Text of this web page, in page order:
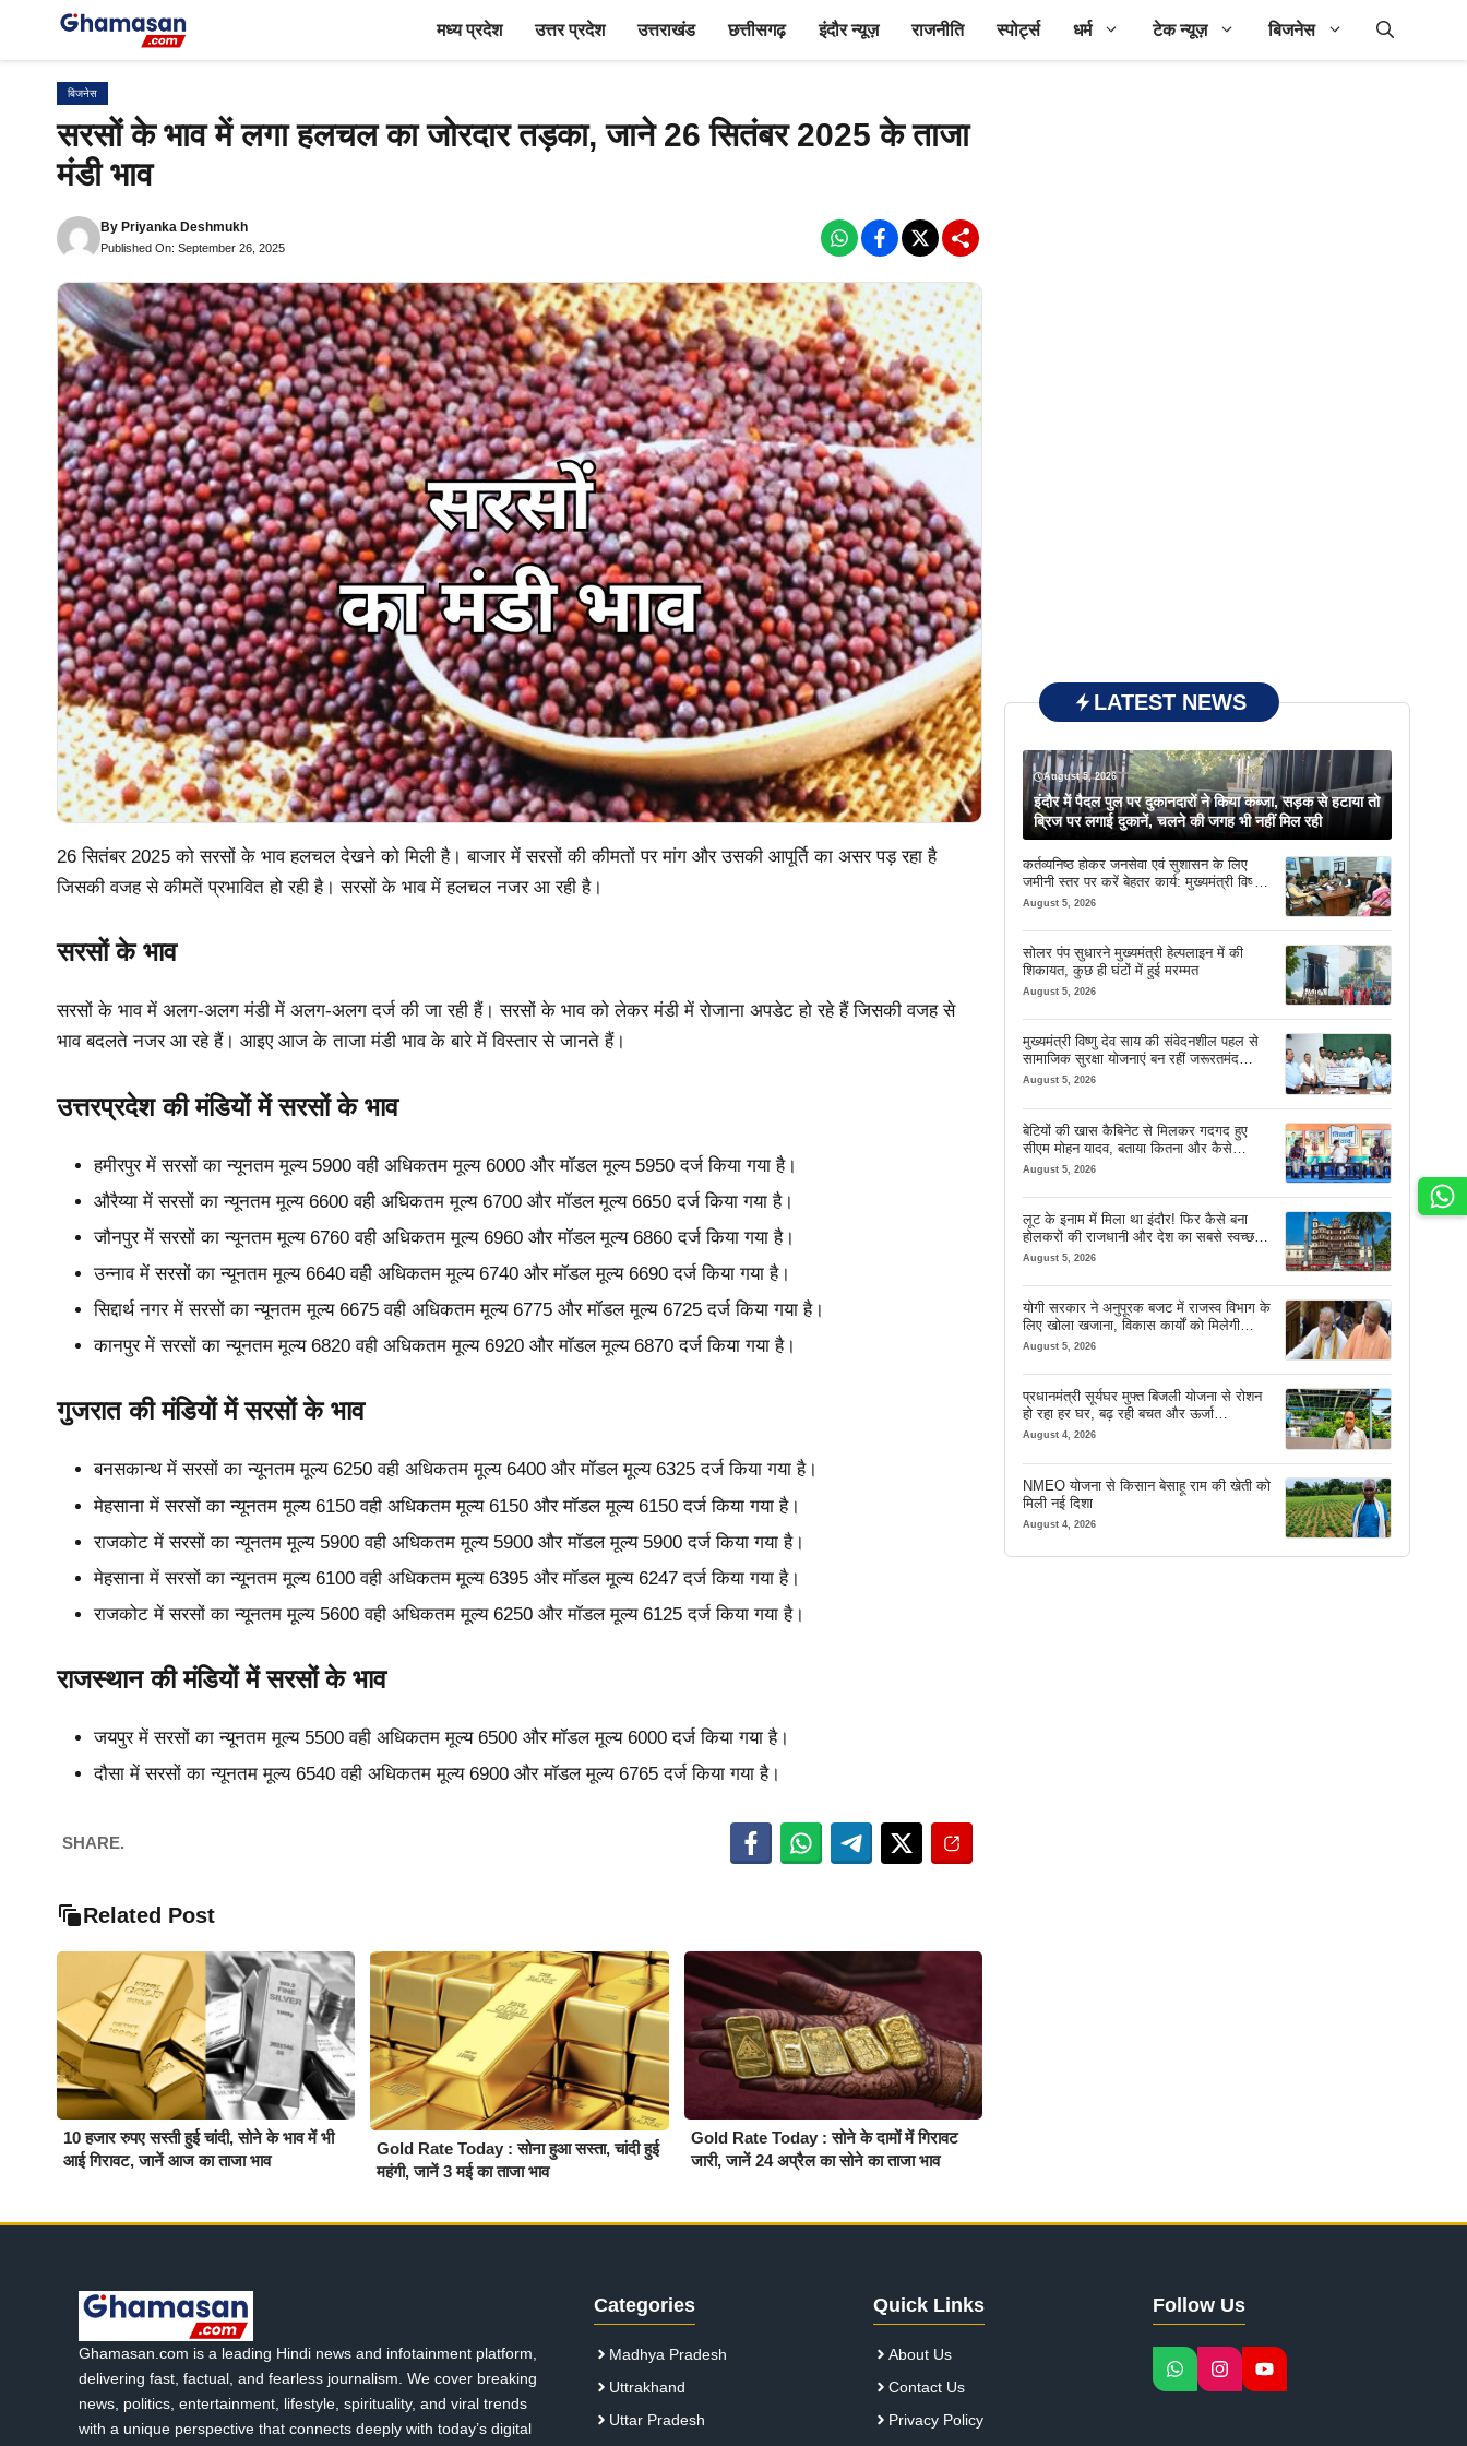
मध्य प्रदेश उत्तर प्रदेश उत्तराखंड छत्तीसगढ़ इंदौर न्यूज़ राजनीति स्पोर्ट्स धर्म टेक न्यूज़ बिजनेस
बिजनेस
सरसों के भाव में लगा हलचल का जोरदार तड़का, जाने 26 सितंबर 2025 के ताजा
मंडी भाव
By Priyanka Deshmukh
Published On: September 26, 2025
26 सितंबर 2025 को सरसों के भाव हलचल देखने को मिली है। बाजार में सरसों की कीमतों पर मांग और उसकी आपूर्ति का असर पड़ रहा है
जिसकी वजह से कीमतें प्रभावित हो रही है। सरसों के भाव में हलचल नजर आ रही है।
सरसों के भाव
सरसों के भाव में अलग-अलग मंडी में अलग-अलग दर्ज की जा रही हैं। सरसों के भाव को लेकर मंडी में रोजाना अपडेट हो रहे हैं जिसकी वजह से
भाव बदलते नजर आ रहे हैं। आइए आज के ताजा मंडी भाव के बारे में विस्तार से जानते हैं।
उत्तरप्रदेश की मंडियों में सरसों के भाव
हमीरपुर में सरसों का न्यूनतम मूल्य 5900 वही अधिकतम मूल्य 6000 और मॉडल मूल्य 5950 दर्ज किया गया है।
औरैय्या में सरसों का न्यूनतम मूल्य 6600 वही अधिकतम मूल्य 6700 और मॉडल मूल्य 6650 दर्ज किया गया है।
जौनपुर में सरसों का न्यूनतम मूल्य 6760 वही अधिकतम मूल्य 6960 और मॉडल मूल्य 6860 दर्ज किया गया है।
उन्नाव में सरसों का न्यूनतम मूल्य 6640 वही अधिकतम मूल्य 6740 और मॉडल मूल्य 6690 दर्ज किया गया है।
सिद्दार्थ नगर में सरसों का न्यूनतम मूल्य 6675 वही अधिकतम मूल्य 6775 और मॉडल मूल्य 6725 दर्ज किया गया है।
कानपुर में सरसों का न्यूनतम मूल्य 6820 वही अधिकतम मूल्य 6920 और मॉडल मूल्य 6870 दर्ज किया गया है।
गुजरात की मंडियों में सरसों के भाव
बनसकान्थ में सरसों का न्यूनतम मूल्य 6250 वही अधिकतम मूल्य 6400 और मॉडल मूल्य 6325 दर्ज किया गया है।
मेहसाना में सरसों का न्यूनतम मूल्य 6150 वही अधिकतम मूल्य 6150 और मॉडल मूल्य 6150 दर्ज किया गया है।
राजकोट में सरसों का न्यूनतम मूल्य 5900 वही अधिकतम मूल्य 5900 और मॉडल मूल्य 5900 दर्ज किया गया है।
मेहसाना में सरसों का न्यूनतम मूल्य 6100 वही अधिकतम मूल्य 6395 और मॉडल मूल्य 6247 दर्ज किया गया है।
राजकोट में सरसों का न्यूनतम मूल्य 5600 वही अधिकतम मूल्य 6250 और मॉडल मूल्य 6125 दर्ज किया गया है।
राजस्थान की मंडियों में सरसों के भाव
जयपुर में सरसों का न्यूनतम मूल्य 5500 वही अधिकतम मूल्य 6500 और मॉडल मूल्य 6000 दर्ज किया गया है।
दौसा में सरसों का न्यूनतम मूल्य 6540 वही अधिकतम मूल्य 6900 और मॉडल मूल्य 6765 दर्ज किया गया है।
SHARE.
Related Post
10 हजार रुपए सस्ती हुई चांदी, सोने के भाव में भी
आई गिरावट, जानें आज का ताजा भाव
Gold Rate Today : सोना हुआ सस्ता, चांदी हुई
महंगी, जानें 3 मई का ताजा भाव
Gold Rate Today : सोने के दामों में गिरावट
जारी, जानें 24 अप्रैल का सोने का ताजा भाव
LATEST NEWS
August 5, 2026
इंदौर में पैदल पुल पर दुकानदारों ने किया कब्जा, सड़क से हटाया तो
ब्रिज पर लगाई दुकानें, चलने की जगह भी नहीं मिल रही
कर्तव्यनिष्ठ होकर जनसेवा एवं सुशासन के लिए
जमीनी स्तर पर करें बेहतर कार्य: मुख्यमंत्री विष्णु
देव साय
August 5, 2026
सोलर पंप सुधारने मुख्यमंत्री हेल्पलाइन में की
शिकायत, कुछ ही घंटों में हुई मरम्मत
August 5, 2026
मुख्यमंत्री विष्णु देव साय की संवेदनशील पहल से
सामाजिक सुरक्षा योजनाएं बन रहीं जरूरतमंद
परिवारों का मजबूत सहारा
August 5, 2026
बेटियों की खास कैबिनेट से मिलकर गदगद हुए
सीएम मोहन यादव, बताया कितना और कैसे
इस्तेमाल करें AI
August 5, 2026
लूट के इनाम में मिला था इंदौर! फिर कैसे बना
होलकरों की राजधानी और देश का सबसे स्वच्छ
शहर? जानें पूरी कहानी
August 5, 2026
योगी सरकार ने अनुपूरक बजट में राजस्व विभाग के
लिए खोला खजाना, विकास कार्यों को मिलेगी
रफ्तार
August 5, 2026
प्रधानमंत्री सूर्यघर मुफ्त बिजली योजना से रोशन
हो रहा हर घर, बढ़ रही बचत और ऊर्जा
आत्मनिर्भरता
August 4, 2026
NMEO योजना से किसान बेसाहू राम की खेती को
मिली नई दिशा
August 4, 2026
Ghamasan.com is a leading Hindi news and infotainment platform,
delivering fast, factual, and fearless journalism. We cover breaking
news, politics, entertainment, lifestyle, spirituality, and viral trends
with a unique perspective that connects deeply with today’s digital
Categories
Madhya Pradesh
Uttrakhand
Uttar Pradesh
Quick Links
About Us
Contact Us
Privacy Policy
Follow Us